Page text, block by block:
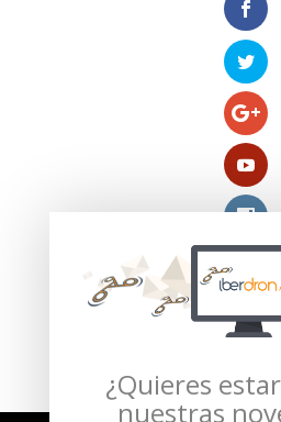
Compra segura
¿Quieres
nuestras